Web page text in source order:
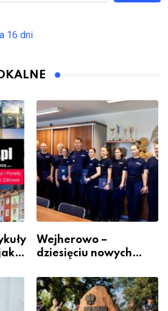
16 dni
Wejherowo –
dziesięciu nowych
szeregach Komendy
Powiatowej